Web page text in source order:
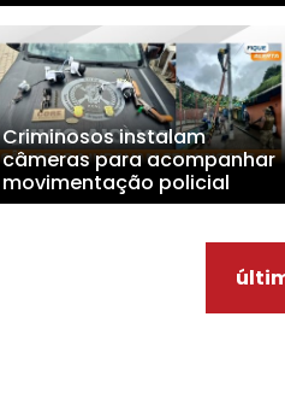
Criminosos instalam
câmeras para acompanhar
movimentação policial